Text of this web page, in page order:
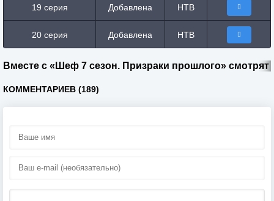
19 серия Добавлена НТВ
20 серия Добавлена НТВ
Вместе с «Шеф 7 сезон. Призраки прошлого» смотрят
КОММЕНТАРИЕВ (189)